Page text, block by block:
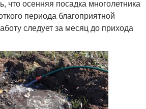
что осенняя посадка многолетника
периода благоприятной
следует за месяц до прихода